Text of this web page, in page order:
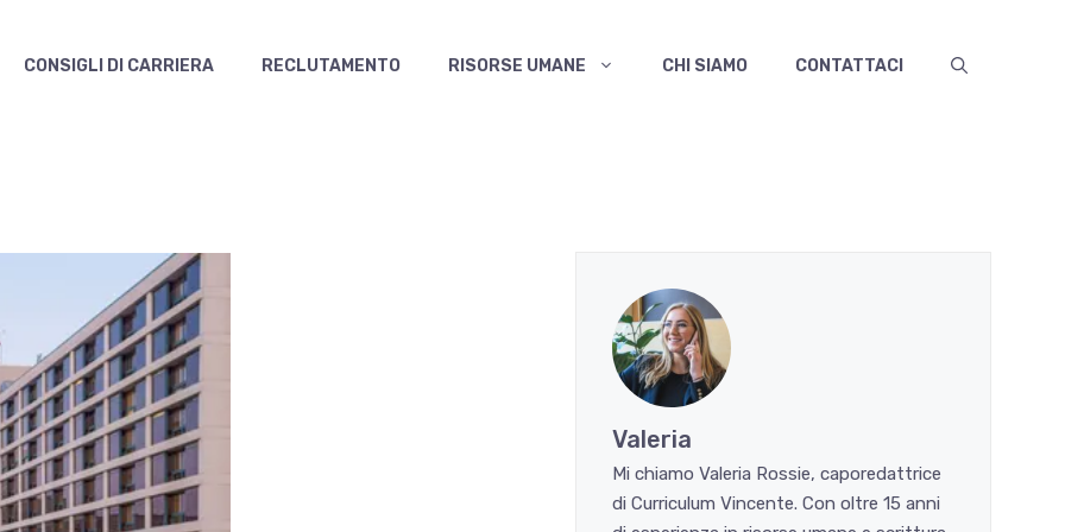
CONSIGLI DI CARRIERA RECLUTAMENTO RISORSE UMANE CHI SIAMO CONTATTACI
Valeria
Mi chiamo Valeria Rossie, caporedattrice
di Curriculum Vincente. Con oltre 15 anni